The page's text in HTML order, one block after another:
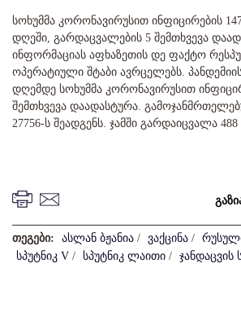
სოხუმმა კორონავირუსით ინფიცირების
დღეში, გარდაცვალების 5 შემთხვევა
ინფორმაციას აფხაზეთის დე ფაქტო
ოპერატიული შტაბი ავრცელებს.
დღემდე სოხუმმა კორონავირუსით
შემთხვევა დაადასტურა.
27756-ს შეადგენს. ჯამში გარდაიცვალა 488
თეგები: ასლან ბჟანია / ვაქცინა /
სპუტნიკ V / სპუტნიკ ლაითი / ჯანდაცვის